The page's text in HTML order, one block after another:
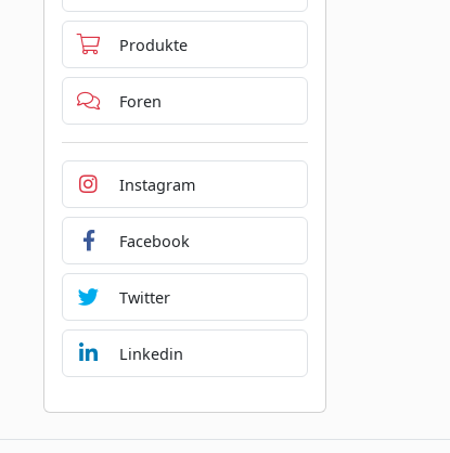
Produkte
Foren
Instagram
Facebook
Twitter
Linkedin